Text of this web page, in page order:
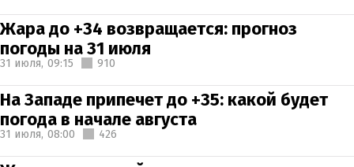
Жара до +34 возвращается: прогноз
погоды на 31 июля
31 июля, 09:15 910
На Западе припечет до +35: какой будет
погода в начале августа
31 июля, 08:00 426